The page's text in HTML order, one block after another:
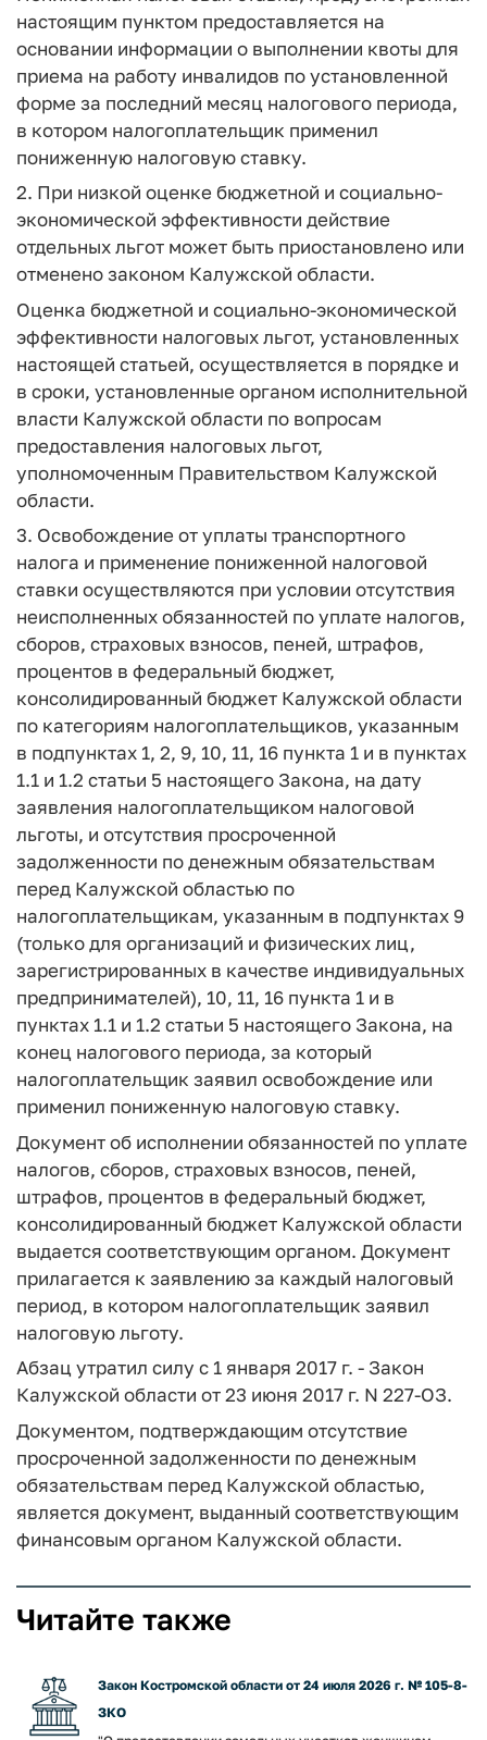
настоящим пунктом предоставляется на
основании информации о выполнении квоты для
приема на работу инвалидов по установленной
форме за последний месяц налогового периода,
в котором налогоплательщик применил
пониженную налоговую ставку.
2. При низкой оценке бюджетной и социально-
экономической эффективности действие
отдельных льгот может быть приостановлено или
отменено законом Калужской области.
Оценка бюджетной и социально-экономической
эффективности налоговых льгот, установленных
настоящей статьей, осуществляется в порядке и
в сроки, установленные органом исполнительной
власти Калужской области по вопросам
предоставления налоговых льгот,
уполномоченным Правительством Калужской
области.
3. Освобождение от уплаты транспортного
налога и применение пониженной налоговой
ставки осуществляются при условии отсутствия
неисполненных обязанностей по уплате налогов,
сборов, страховых взносов, пеней, штрафов,
процентов в федеральный бюджет,
консолидированный бюджет Калужской области
по категориям налогоплательщиков, указанным
в подпунктах 1, 2, 9, 10, 11, 16 пункта 1 и в пунктах
1.1 и 1.2 статьи 5 настоящего Закона, на дату
заявления налогоплательщиком налоговой
льготы, и отсутствия просроченной
задолженности по денежным обязательствам
перед Калужской областью по
налогоплательщикам, указанным в подпунктах 9
(только для организаций и физических лиц,
зарегистрированных в качестве индивидуальных
предпринимателей), 10, 11, 16 пункта 1 и в
пунктах 1.1 и 1.2 статьи 5 настоящего Закона, на
конец налогового периода, за который
налогоплательщик заявил освобождение или
применил пониженную налоговую ставку.
Документ об исполнении обязанностей по уплате
налогов, сборов, страховых взносов, пеней,
штрафов, процентов в федеральный бюджет,
консолидированный бюджет Калужской области
выдается соответствующим органом. Документ
прилагается к заявлению за каждый налоговый
период, в котором налогоплательщик заявил
налоговую льготу.
Абзац утратил силу с 1 января 2017 г. - Закон
Калужской области от 23 июня 2017 г. N 227-ОЗ.
Документом, подтверждающим отсутствие
просроченной задолженности по денежным
обязательствам перед Калужской областью,
является документ, выданный соответствующим
финансовым органом Калужской области.
Читайте также
Закон Костромской области от 24 июля 2026 г. № 105-8-
ЗКО